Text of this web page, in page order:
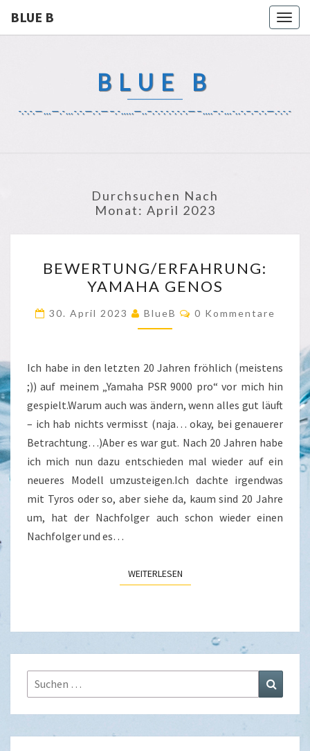
BLUE B
BLUE B
-.-.-.—…—.-…-.-.—.-.—–.-…..—..–.-.-.-.-.-.-.—–….–.-…-..-.–.–.-.—.-.-.-
Durchsuchen Nach
Monat: April 2023
YAMAHA
GENOS
BEWERTUNG/ERFAHRUNG:
YAMAHA GENOS
30. April 2023 BlueB Kommentare
0 Kommentare
Ich habe in den letzten 20 Jahren fröhlich (meistens
;)) auf meinem „Yamaha PSR 9000 pro“ vor mich hin
gespielt.Warum auch was ändern, wenn alles gut läuft
– ich hab nichts vermisst (naja… okay, bei genauerer
Betrachtung…)Aber es war gut. Nach 20 Jahren habe
ich mich nun dazu entschieden mal wieder auf ein
neueres Modell umzusteigen.Ich dachte irgendwas
mit Tyros oder so, aber siehe da, kaum sind 20 Jahre
um, hat der Nachfolger auch schon wieder einen
Nachfolger und es…
WEITERLESENWEITERLESEN
Suchen
nach: